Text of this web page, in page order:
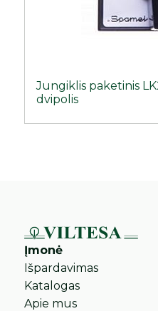
Jungiklis paketinis
dvipolis
Įmonė
Išpardavimas
Katalogas
Apie mus